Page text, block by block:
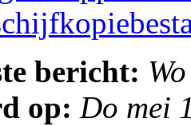
bericht:
op: Do mei